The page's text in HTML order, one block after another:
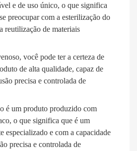
e de uso único, o que significa
preocupar com a esterilização do
reutilização de materiais
você pode ter a certeza de
de alta qualidade, capaz de
precisa e controlada de
é um produto produzido com
o que significa que é um
especializado e com a capacidade
precisa e controlada de